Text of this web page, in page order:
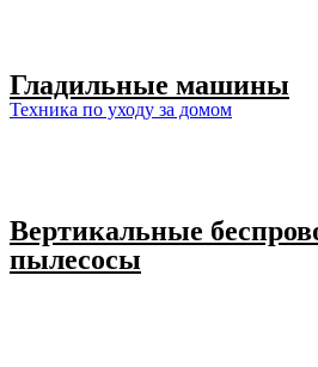
Гладильные машины
Техника по уходу за домом
Вертикальные
пылесосы